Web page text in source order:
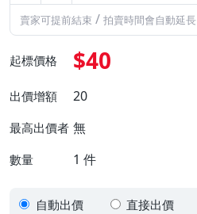
賣家可提前結束 / 拍賣時間會自動延長
起標價格 $40
出價增額 20
最高出價者 無
數量 1 件
自動出價 直接出價